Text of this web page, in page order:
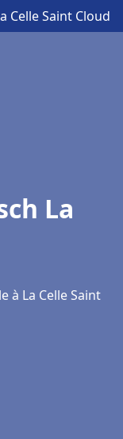
Celle Saint Cloud
La
à La Celle Saint